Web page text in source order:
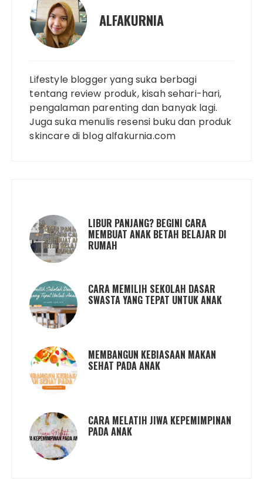
ALFAKURNIA
Lifestyle blogger yang suka berbagi
tentang review produk, kisah sehari-hari,
pengalaman parenting dan banyak lagi.
Juga suka menulis resensi buku dan produk
skincare di blog alfakurnia.com
LIBUR PANJANG? BEGINI CARA
MEMBUAT ANAK BETAH BELAJAR DI
RUMAH
CARA MEMILIH SEKOLAH DASAR
SWASTA YANG TEPAT UNTUK ANAK
MEMBANGUN KEBIASAAN MAKAN
SEHAT PADA ANAK
CARA MELATIH JIWA KEPEMIMPINAN
PADA ANAK